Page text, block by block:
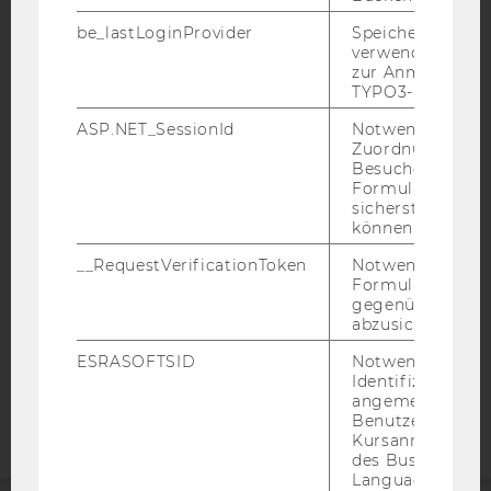
IMPRESSUM
BARRIEREFREIHEITSERKLÄRUNG WEBSEITE
DATENSCHUTZERKLÄRUNG
DATENSCHUTZERKLÄRUNG SOCIAL MEDIA
DATENSCHUTZERKLÄRUNG
STUDIENBEWERBER*INNEN UND STUDIERENDE
COOKIE EINSTELLUNGEN
Barrierefreiheitserklärung
be_lastLoginProvider
Speichert die
verwendete
zur Anmeldung
TYPO3-Backend.
ASP.NET_SessionId
Notwendig, um
Zuordnung von
Besucher zu
sicherstellen zu
können.
__RequestVerificationToken
Notwendig, um
gegenüber
abzusichern.
ESRASOFTSID
Notwendig zur
Identifizierung
angemeldeten
Benutzers im
des Business
Language